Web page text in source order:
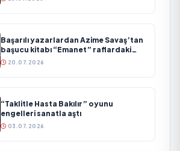
Başarılı yazarlardan Azime Savaş’tan
başucu kitabı “Emanet” raflardaki
yerini aldı
20.07.2026
“Taklitle Hasta Bakılır” oyunu
engelleri sanatla aştı
03.07.2026